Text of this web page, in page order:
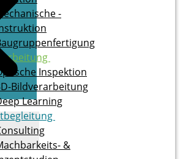
Mechanische ­
Inspektion
Bildverarbeitung
Learning
&